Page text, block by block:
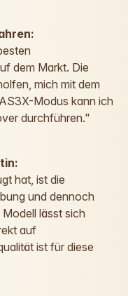
dem Markt. Die
mich mit dem
Modus kann ich
durchführen."
hat, ist die
und dennoch
lässt sich
auf
ist für diese